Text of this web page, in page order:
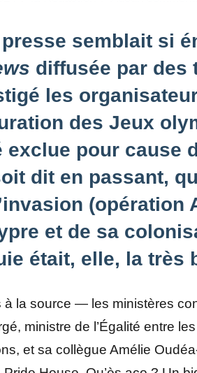
semblait si
diffusée par des
les
des Jeux
pour cause
dit en passant,
(opération
et de sa
était, elle, la très
à la source — les ministères
ministre de l’Égalité entre
et sa collègue Amélie